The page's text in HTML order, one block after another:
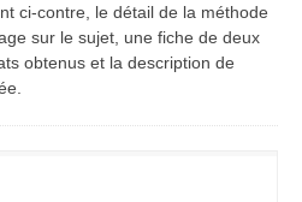
ci-contre, le détail de la méthode
sur le sujet, une fiche de deux
obtenus et la description de